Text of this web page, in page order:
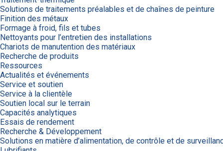
Solutions de traitements préalables et de chaînes de peinture
Finition des métaux
Formage à froid, fils et tubes
Nettoyants pour l’entretien des installations
Chariots de manutention des matériaux
Recherche de produits
Ressources
Actualités et événements
Service et soutien
Service à la clientèle
Soutien local sur le terrain
Capacités analytiques
Essais de rendement
Recherche & Développement
Solutions en matière d’alimentation, de contrôle et de